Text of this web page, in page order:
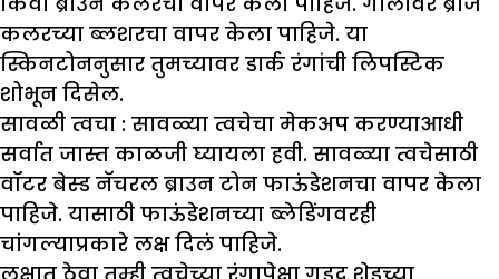
कलरच्या ब्लशरचा वापर केला पाहिजे. या
स्किनटोननुसार तुमच्यावर डार्क रंगांची लिपस्टिक
शोभून दिसेल.
सावळी त्वचा : सावळ्या त्वचेचा मेकअप करण्याआधी
सर्वात जास्त काळजी घ्यायला हवी. सावळ्या त्वचेसाठी
वॉटर बेस्ड नॅचरल ब्राउन टोन फाऊंडेशनचा वापर केला
पाहिजे. यासाठी फाऊंडेशनच्या ब्लेडिंगवरही
चांगल्याप्रकारे लक्ष दिलं पाहिजे.